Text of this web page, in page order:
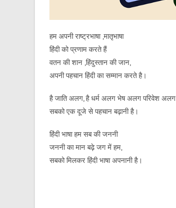
हम अपनी राष्ट्रभाषा ,मातृभाषा
हिंदी को प्रणाम करते हैं
वतन की शान ,हिंदुस्तान की जान,
अपनी पहचान हिंदी का सम्मान करते है।
है जाति अलग, है धर्म अलग भेष अलग परिवेश अलग
सबको एक दूजे से पहचान बढ़ानी है।
हिंदी भाषा हम सब की जननी
जननी का मान बढ़े जग में हम,
सबको मिलकर हिंदी भाषा अपनानी है।